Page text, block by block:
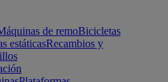
de remoBicicletas
estáticasRecambios y